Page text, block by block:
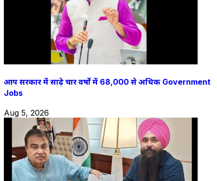
आप सरकार में साढ़े चार वर्षों में 68,000 से अधिक Government
Jobs
Aug 5, 2026